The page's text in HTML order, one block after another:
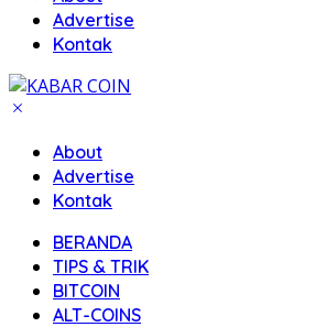
Advertise
Kontak
About
Advertise
Kontak
BERANDA
TIPS & TRIK
BITCOIN
ALT-COINS